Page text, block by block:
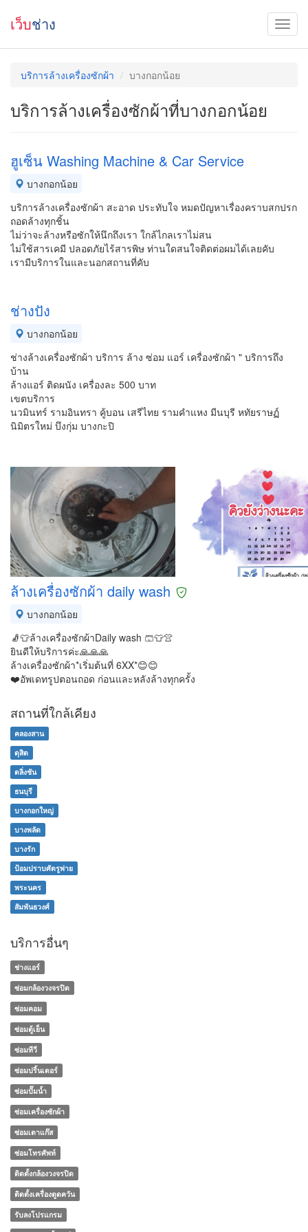
เว็บช่าง
บริการล้างเครื่องซักผ้า บางกอกน้อย
บริการล้างเครื่องซักผ้าที่บางกอกน้อย
ฮูเซ็น Washing Machine & Car Service
บางกอกน้อย
บริการล้างเครื่องซักผ้า สะอาด ประทับใจ หมดปัญหาเรื่องคราบสกปรก
ถอดล้างทุกชิ้น
ไม่ว่าจะล้างหรือซักให้นึกถึงเรา ใกล้ไกลเราไม่สน
ไม่ใช้สารเคมี ปลอดภัยไร้สารพิษ ท่านใดสนใจติดต่อผมได้เลยคับ
เรามีบริการในและนอกสถานที่คับ
ช่างปัง
บางกอกน้อย
ช่างล้างเครื่องซักผ้า บริการ ล้าง ซ่อม แอร์ เครื่องซักผ้า " บริการถึง
บ้าน
ล้างแอร์ ติดผนัง เครื่องละ 500 บาท
เขตบริการ
นวมินทร์ รามอินทรา คู้บอน เสรีไทย รามคำแหง มีนบุรี หทัยราษฏ์
นิมิตรใหม่ บึงกุ่ม บางกะปิ
ล้างเครื่องซักผ้า daily wash
บางกอกน้อย
🧦👕ล้างเครื่องซักผ้าDaily wash 🩳👕👚
ยินดีให้บริการค่ะ🙏🙏🙏
ล้างเครื่องซักผ้า*เริ่มต้นที่ 6XX*😊😊
❤️อัพเดทรูปตอนถอด ก่อนและหลังล้างทุกครั้ง
สถานที่ใกล้เคียง
คลองสาน
ดุสิต
ตลิ่งชัน
ธนบุรี
บางกอกใหญ่
บางพลัด
บางรัก
ป้อมปราบศัตรูพ่าย
พระนคร
สัมพันธวงศ์
บริการอื่นๆ
ช่างแอร์
ซ่อมกล้องวงจรปิด
ซ่อมคอม
ซ่อมตู้เย็น
ซ่อมทีวี
ซ่อมปริ้นเตอร์
ซ่อมปั๊มน้ำ
ซ่อมเครื่องซักผ้า
ซ่อมเตาแก๊ส
ซ่อมโทรศัพท์
ติดตั้งกล้องวงจรปิด
ติดตั้งเครื่องดูดควัน
รับลงโปรแกรม